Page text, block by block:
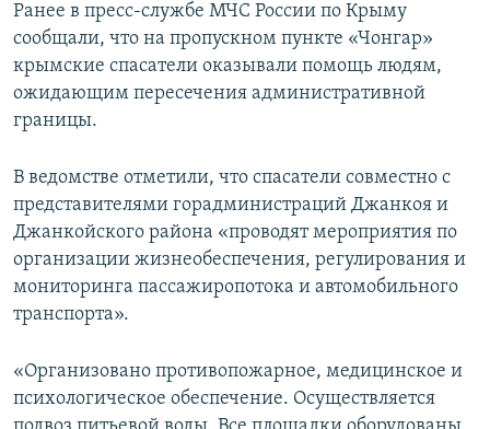
Ранее в пресс-службе МЧС России по Крыму
сообщали, что на пропускном пункте «Чонгар»
крымские спасатели оказывали помощь людям,
ожидающим пересечения административной
границы.
В ведомстве отметили, что спасатели совместно с
представителями горадминистраций Джанкоя и
Джанкойского района «проводят мероприятия по
организации жизнеобеспечения, регулирования и
мониторинга пассажиропотока и автомобильного
транспорта».
«Организовано противопожарное, медицинское и
психологическое обеспечение. Осуществляется